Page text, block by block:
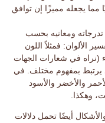
مما يجعله مميزًا إن توافق
ومعانيه بحسب
الألوان: فمثلاً اللون
(نراه في شعارات الجهات
يرتبط بمفهوم مختلف. في
والأخضر والأسود
وهكذا.
أيضًا تحمل دلالات